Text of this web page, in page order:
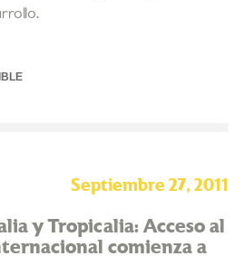
Septiembre 27, 2011
y Tropicalia: Acceso al
comienza a